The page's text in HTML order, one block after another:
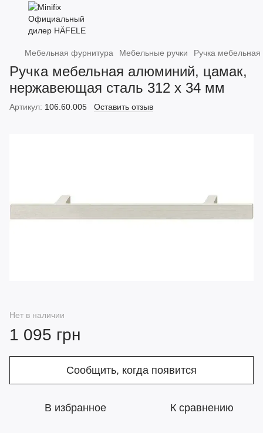
Мебельная фурнитура Мебельные ручки Ручка
Ручка мебельная алюминий, цамак,
нержавеющая сталь 312 х 34 мм
Артикул: 106.60.005 Оставить отзыв
Нет в наличии
1 095 грн
Сообщить, когда появится
В избранное К сравнению